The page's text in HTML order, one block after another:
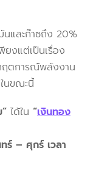
และก๊าซถึง 20%
งแต่เป็นเรื่อง
ฤตการณ์พลังงาน
นขณะนี้
ได้ใน “เงินทอง
ร์ – ศุกร์ เวลา